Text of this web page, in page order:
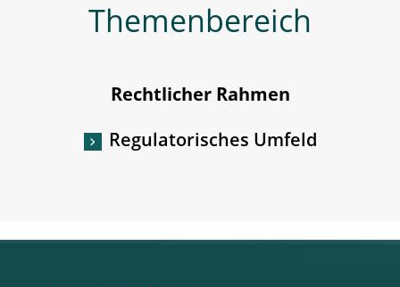
Themenbereich
Rechtlicher Rahmen
Regulatorisches Umfeld